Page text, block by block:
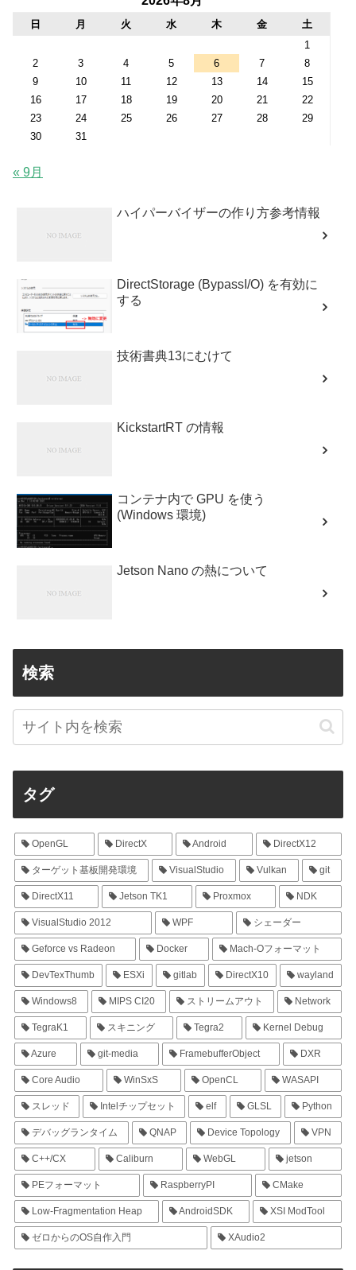
日 月 火 水 木 金
土
1
2
3 4 5 6 7
8
9
10 11 12 13 14
15
16
17 18 19 20 21
22
23
24 25 26 27 28
29
30
31
« 9月
ハイパーバイザーの作り方参考情報
DirectStorage (BypassI/O) を有効に
する
技術書典13にむけて
KickstartRT の情報
コンテナ内で GPU を使う
(Windows 環境)
Jetson Nano の熱について
検索
タグ
OpenGL DirectX Android DirectX12
ターゲット基板開発環境 VisualStudio Vulkan git
DirectX11 Jetson TK1 Proxmox NDK
VisualStudio 2012 WPF シェーダー
Geforce vs Radeon Docker Mach-Oフォーマット
DevTexThumb ESXi gitlab DirectX10 wayland
Windows8 MIPS CI20 ストリームアウト Network
TegraK1 スキニング Tegra2 Kernel Debug
Azure git-media FramebufferObject DXR
Core Audio WinSxS OpenCL WASAPI
スレッド Intelチップセット elf GLSL Python
デバッグランタイム QNAP Device Topology VPN
C++/CX Caliburn WebGL jetson
PEフォーマット RaspberryPI CMake
Low-Fragmentation Heap AndroidSDK XSI ModTool
ゼロからのOS自作入門 XAudio2